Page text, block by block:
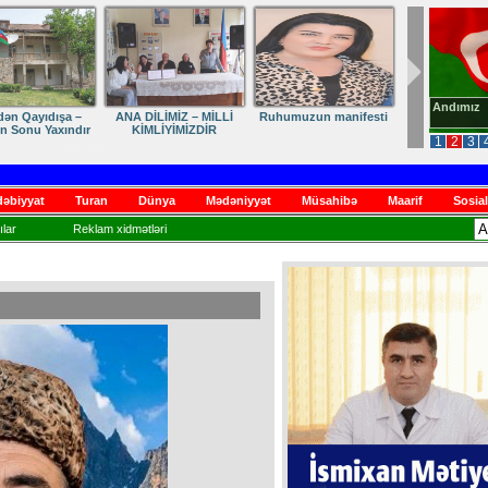
1 2 3
Andımız
Qayıdışa –
Sonu Yaxındır
ANA DİLİMİZ – MİLLİ
KİMLİYİMİZDİR
Ruhumuzun manifesti
Turan Dünya Mədəniyyət Müsahibə Maarif
Reklam xidmətləri